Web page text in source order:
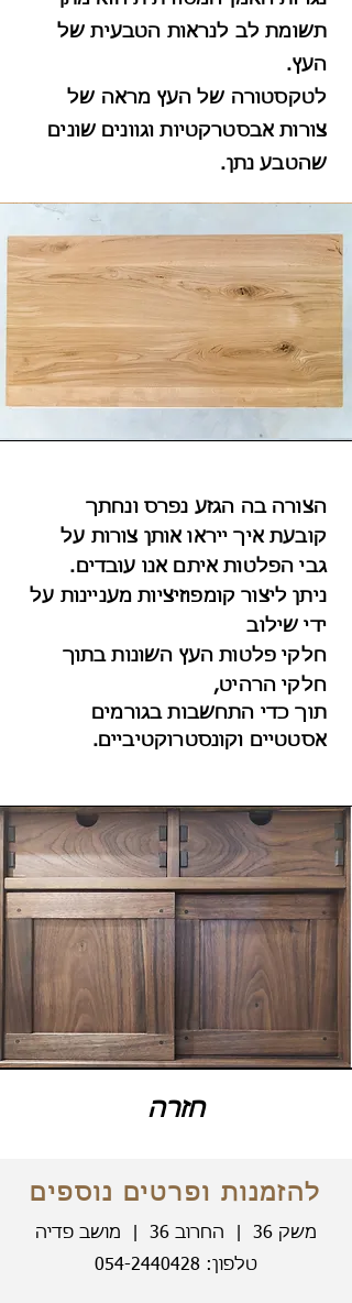
תשומת לב לנראות הטבעית של
העץ.
לטקסטורה של העץ מראה של
צורות אבסטרקטיות וגוונים שונים
שהטבע נתן.
הצורה בה הגזע נפרס ונחתך
קובעת איך ייראו אותן צורות על
גבי הפלטות איתם אנו עובדים.
ניתן ליצור קומפוזיציות מעניינות על
ידי שילוב
חלקי פלטות העץ השונות בתוך
חלקי הרהיט,
תוך כדי התחשבות בגורמים
אסטטיים וקונסטרוקטיביים.
חזרה
להזמנות ופרטים נוספים
משק 36 | החרוב 36 | מושב פדיה
טלפון: 054-2440428